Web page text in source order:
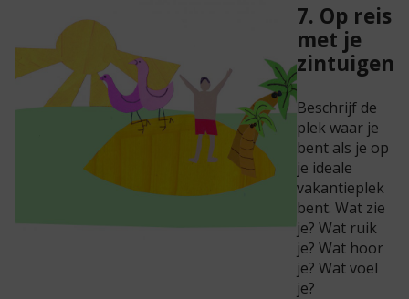
7. Op reis
met je
zintuigen
Beschrijf de
plek waar je
bent als je op
je ideale
vakantieplek
bent. Wat zie
je? Wat ruik
je? Wat hoor
je? Wat voel
je?